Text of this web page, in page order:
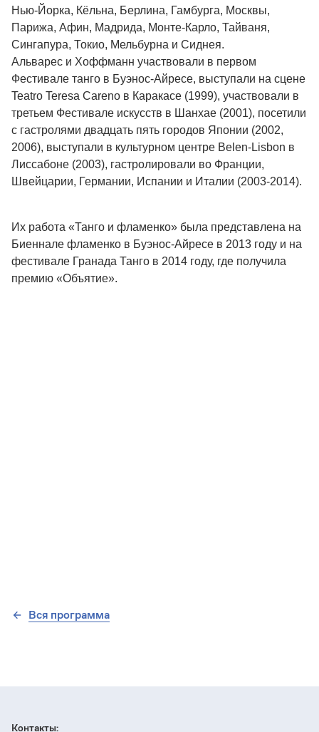
Нью-Йорка, Кёльна, Берлина, Гамбурга, Москвы,
Парижа, Афин, Мадрида, Монте-Карло, Тайваня,
Сингапура, Токио, Мельбурна и Сиднея.
Альварес и Хоффманн участвовали в первом
Фестивале танго в Буэнос-Айресе, выступали на сцене
Teatro Teresa Careno в Каракасе (1999), участвовали в
третьем Фестивале искусств в Шанхае (2001), посетили
с гастролями двадцать пять городов Японии (2002,
2006), выступали в культурном центре Belen-Lisbon в
Лиссабоне (2003), гастролировали во Франции,
Швейцарии, Германии, Испании и Италии (2003-2014).
Их работа «Танго и фламенко» была представлена на
Биеннале фламенко в Буэнос-Айресе в 2013 году и на
фестивале Гранада Танго в 2014 году, где получила
премию «Объятие».
Вся программа
Контакты: